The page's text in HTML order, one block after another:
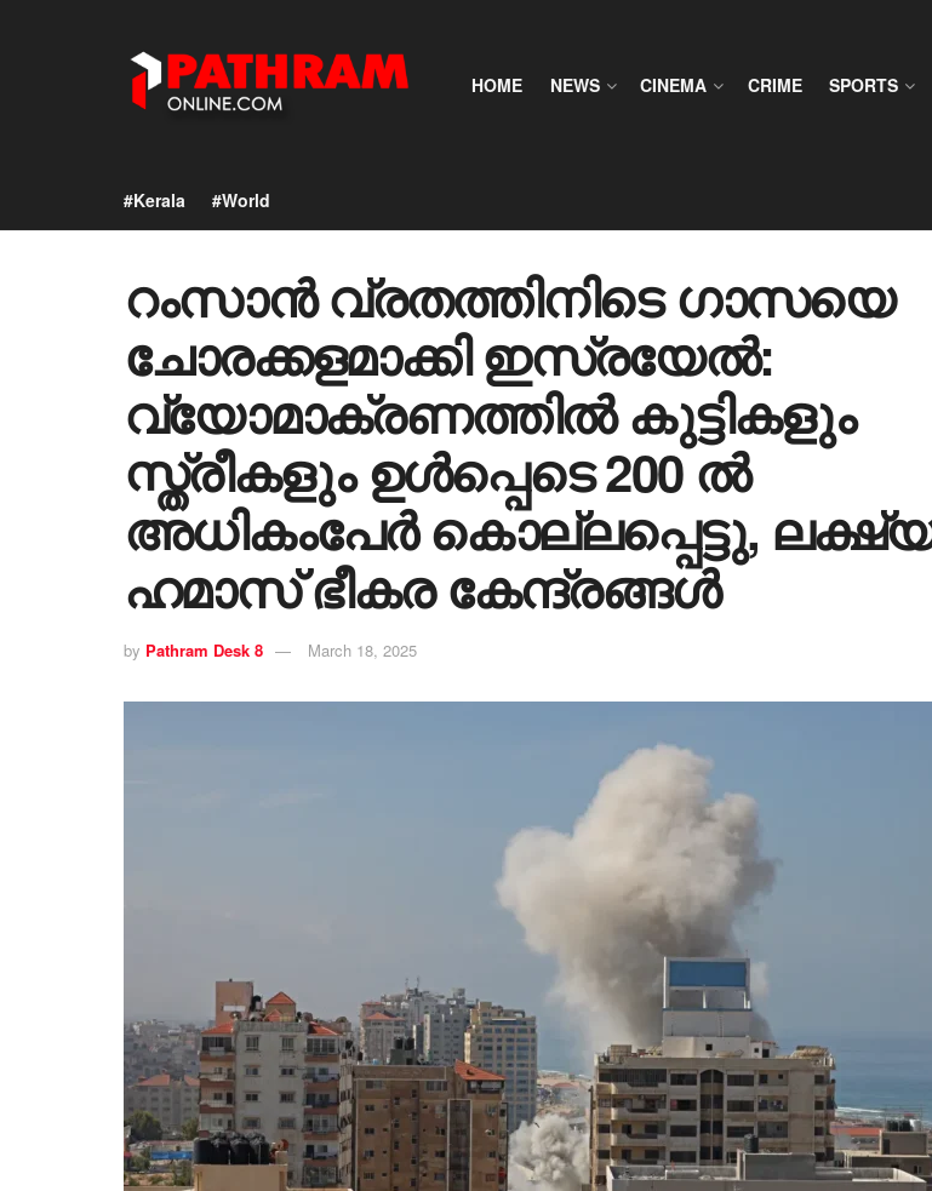
HOME NEWS CINEMA CRIME SPORTS
#Kerala #World
റംസാൻ വ്രതത്തിനിടെ ഗാസയെ
ചോരക്കളമാക്കി ഇസ്രയേല്‍:
വ്യോമാക്രണത്തില്‍ കുട്ടികളും
സ്ത്രീകളും ഉൾപ്പെടെ 200 ൽ
അധികംപേർ കൊല്ലപ്പെട്ടു,
ഹമാസ് ഭീകര കേന്ദ്രങ്ങൾ
by Pathram Desk 8 March 18, 2025